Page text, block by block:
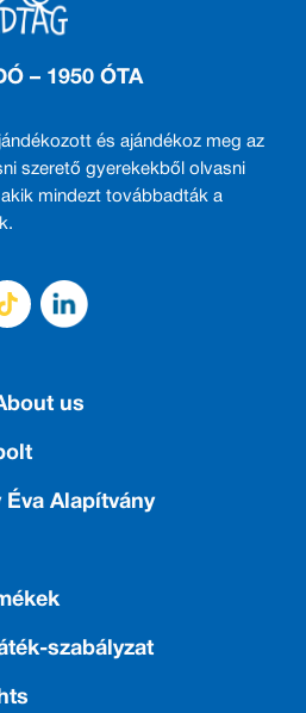
– 1950 ÓTA
és ajándékoz meg az
szerető gyerekekből olvasni
mindezt továbbadták a
us
Alapítvány
szabályzat